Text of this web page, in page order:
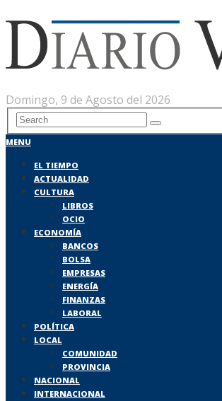
Domingo, 9 de Agosto del 2026
MENU
EL TIEMPO
ACTUALIDAD
CULTURA
LIBROS
OCIO
ECONOMÍA
BANCOS
BOLSA
EMPRESAS
ENERGÍA
FINANZAS
LABORAL
POLÍTICA
LOCAL
COMUNIDAD
PROVINCIA
NACIONAL
INTERNACIONAL